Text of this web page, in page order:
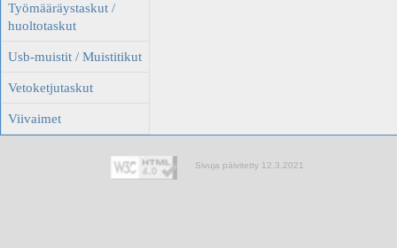
Työmääräystaskut /
huoltotaskut
Usb-muistit / Muistitikut
Vetoketjutaskut
Viivaimet
Sivuja päivitetty 12.3.2021